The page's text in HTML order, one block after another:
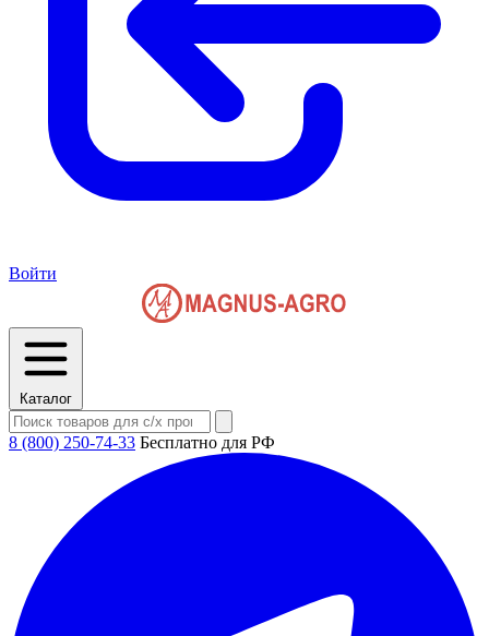
Войти
Каталог
8 (800) 250-74-33 Бесплатно для РФ